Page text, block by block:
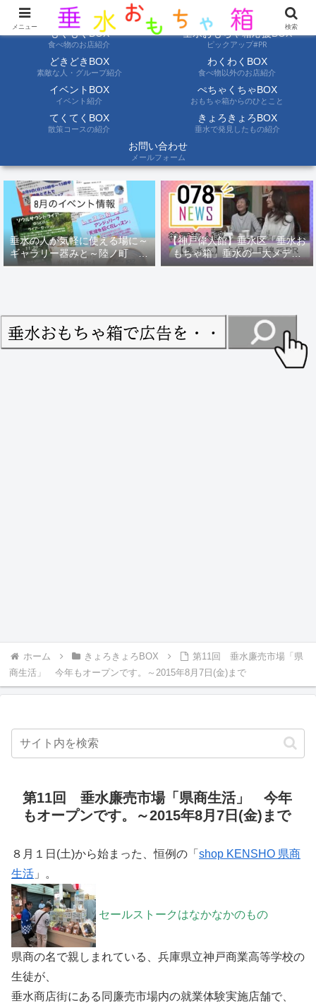
ようこそ垂水おもちゃ箱へ。垂水の情報を自分たちの目でみて聞いて伝えます
もぐもぐBOX
食べ物のお店紹介
垂水おもちゃ箱応援BOX
ピックアップ#PR
どきどきBOX
素敵な人・グループ紹介
わくわくBOX
食べ物以外のお店紹介
イベントBOX
イベント紹介
ぺちゃくちゃBOX
おもちゃ箱からのひとこと
てくてくBOX
散策コースの紹介
きょろきょろBOX
垂水で発見したもの紹介
お問い合わせ
メールフォーム
垂水の人が気軽に使える場に～
ギャラリー器みと～陸ノ町 ８
月のイベント情報
【神戸偉人館】垂水区「垂水お
もちゃ箱」垂水の一大メディ
ア！？｜神戸の魅力を凸インタ
ホーム きょろきょろBOX
第11回 垂水廉売市場「県
商生活」 今年もオープンです。～2015年8月7日(金)まで
第11回 垂水廉売市場「県商生活」 今年
もオープンです。～2015年8月7日(金)まで
８月１日(土)から始まった、恒例の「 shop KENSHO 県商
生活 」。
セールストークはなかなかのもの
県商の名で親しまれている、兵庫県立神戸商業高等学校の
生徒が、
垂水商店街にある同廉売市場内の就業体験実施店舗で、
メニュー 検索